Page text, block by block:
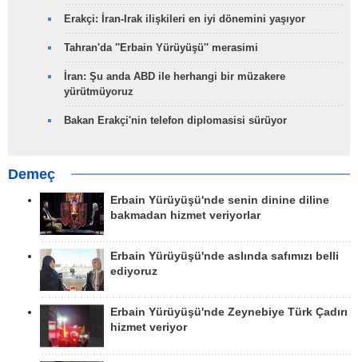
Erakçi: İran-Irak ilişkileri en iyi dönemini yaşıyor
Tahran'da ''Erbain Yürüyüşü'' merasimi
İran: Şu anda ABD ile herhangi bir müzakere
yürütmüyoruz
Bakan Erakçi'nin telefon diplomasisi sürüyor
Demeç
Erbain Yürüyüşü'nde senin dinine diline
bakmadan hizmet veriyorlar
Erbain Yürüyüşü'nde aslında safımızı belli
ediyoruz
Erbain Yürüyüşü'nde Zeynebiye Türk Çadırı
hizmet veriyor